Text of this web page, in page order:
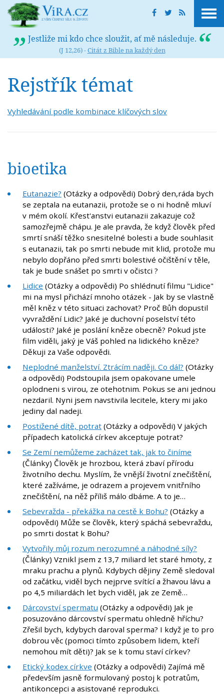
Jestliže mi kdo chce sloužit, ať mě následuje.
(J 12,26) -Citát z Bible na každý den
Rejstřík témat
Vyhledávání podle kombinace klíčových slov
bioetika
Eutanazie? (Otázky a odpovědi) Dobrý den,ráda bych
se zeptala na eutanazii, protože se o ni hodně mluví
v mém okolí. Křest'anstvi eutanazii zakazuje což
samozřejmě chápu. Je ale pravda, že když člověk před
smrtí snáší těžko snesitelné bolesti a bude souhlasit
s eutanazii, tak po smrti nebude mit klid, protože mu
nebylo dopřáno před smrti bolestivé očištění v těle,
tak je bude snášet po smrti v očistci ?
Lidice (Otázky a odpovědi) Po shlédnutí filmu "Lidice"
mi na mysl přichází mnoho otázek - Jak by se vlastně
měl kněz v této situaci zachovat? Proč Bůh dopustil
vyvraždění Lidic? Jaké je duchovní poselství této
události? Jaké je poslání kněze obecně? Pokud jste
film viděli, jaký je Váš pohled na lidického kněze?
Děkuji za Vaše odpovědi.
Neplodné manželství. Ztrácím naději. Co dál? (Otázky
a odpovědi) Podstoupila jsem opakovane umele
oplodneni s virou, ze otehotnim. Pokus se ani jednou
nezdaril. Nyni jsem navstivila lecitele, ktery mi jako
jediny dal nadeji.
Postižené dítě, potrat (Otázky a odpovědi) V jakých
případech katolická církev akceptuje potrat?
Se Zemí nemůžeme zacházet tak, jak to činíme
(Články) Člověk je hrozbou, která zbaví přírodu
životního dechu. Myslím, že vnější životní znečištění,
které zažíváme, je odrazem a projevem vnitřního
znečištění, na něž příliš málo dbáme. A to je…
Sebevražda - překážka na cestě k Bohu? (Otázky a
odpovědi) Může se člověk, který spáchá sebevraždu,
po smrti dostat k Bohu?
Vytvořily můj rozum nerozumné a náhodné síly?
(Články) Vznikl jsem z 13,7 miliard let staré hmoty, z
mraku prachu a plynů. Kdybych dějiny Země sledoval
od začátku, viděl bych nejprve svítící a žhavou lávu a
po 4,5 miliardách let bych viděl, jak ze Země…
Dárcovství spermatu (Otázky a odpovědi) Jak je
posuzováno dárcovství spermatu ohledně hříchu?
Zřešil bych, kdybych daroval sperma? I když je to pro
dobrou věc (pomoci tímto způsobem lidem, kteří
nemohou mít děti)? Jak se k tomu staví církev?
Etický kodex církve (Otázky a odpovědi) Zajímá mě
především jasně formulovaný postoj k potratům,
antikoncepci a asistované reprodukci.